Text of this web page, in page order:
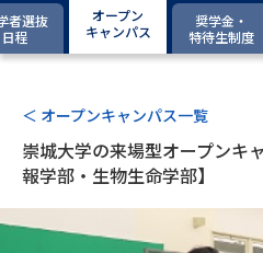
過去問題集
専門学校の資料請求
留学・進学関連、塾・予備校
者選抜
日程
オープン
キャンパス
奨学金・
特待生制度
＜ オープンキャンパス一覧
崇城大学の来場型オープンキ
報学部・生物生命学部】